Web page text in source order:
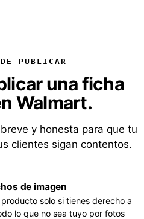
PUBLICAR
una ficha
Walmart.
y honesta para que tu
clientes sigan contentos.
de imagen
solo si tienes derecho a
lo que no sea tuyo por fotos